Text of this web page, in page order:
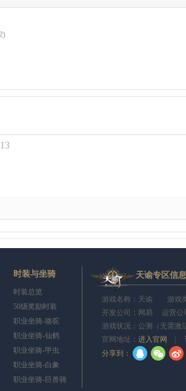
时装与坐骑
时装总览
50级奖励时装
职业坐骑-骆驼
职业坐骑-仙鹤
职业坐骑-甲虫
职业坐骑-白象
职业坐骑-巨兽骑
天谕专区信息
游戏名称：天谕 游戏类
开发公司：网易 运营公
游戏状况：公测（无需激
官网地址： 进入官网
分享到：
q w t